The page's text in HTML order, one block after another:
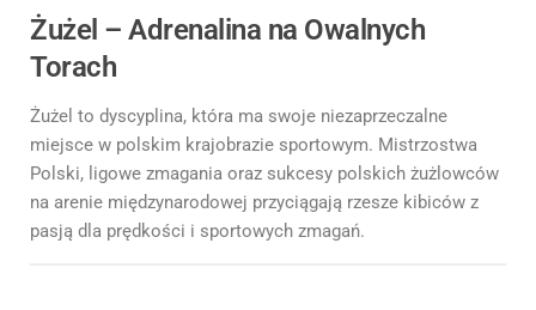
Żużel – Adrenalina na Owalnych
Torach
Żużel to dyscyplina, która ma swoje niezaprzeczalne
miejsce w polskim krajobrazie sportowym. Mistrzostwa
Polski, ligowe zmagania oraz sukcesy polskich żużlowców
na arenie międzynarodowej przyciągają rzesze kibiców z
pasją dla prędkości i sportowych zmagań.